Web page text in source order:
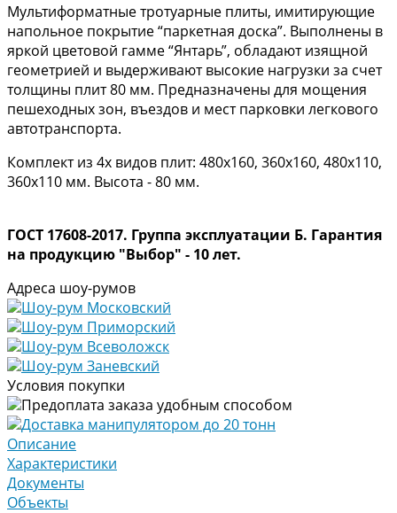
Мультиформатные тротуарные плиты, имитирующие
напольное покрытие “паркетная доска”. Выполнены в
яркой цветовой гамме “Янтарь”, обладают изящной
геометрией и выдерживают высокие нагрузки за счет
толщины плит 80 мм. Предназначены для мощения
пешеходных зон, въездов и мест парковки легкового
автотранспорта.
Комплект из 4х видов плит: 480х160, 360х160, 480х110,
360х110 мм. Высота - 80 мм.
ГОСТ 17608-2017. Группа эксплуатации Б. Гарантия
на продукцию "Выбор" - 10 лет.
Адреса шоу-румов
Шоу-рум Московский
Шоу-рум Приморский
Шоу-рум Всеволожск
Шоу-рум Заневский
Условия покупки
Предоплата заказа удобным способом
Доставка манипулятором до 20 тонн
Описание
Характеристики
Документы
Объекты